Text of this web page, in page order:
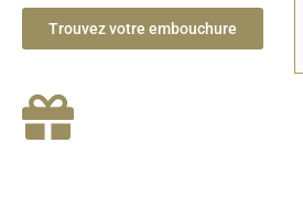
Trouvez votre embouchure